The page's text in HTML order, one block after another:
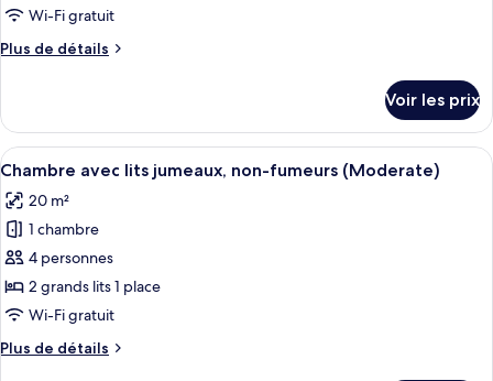
2
People)
type
chambre :
non-
fumeurs
(Via
Inn)
Wi-Fi gratuit
Plus de détails
Plus
le
type
de
Chambre
Double,
non-
fumeurs
(Via
Inn)
Voir les prix
Afficher
toutes
les
photos
pour
ce
type
chambre :
Une chambre d’hôtel avec deux
11
Chambre avec lits jumeaux, non-fumeurs (Moderate)
20 m²
1 chambre
4 personnes
2 grands lits 1 place
Wi-Fi gratuit
Plus de détails
Plus